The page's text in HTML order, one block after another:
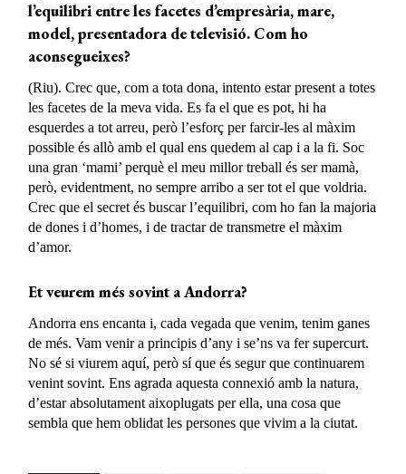
l’equilibri entre les facetes d’empresària, mare,
model, presentadora de televisió. Com ho
aconsegueixes?
(Riu). Crec que, com a tota dona, intento estar present a totes
les facetes de la meva vida. Es fa el que es pot, hi ha
esquerdes a tot arreu, però l’esforç per farcir-les al màxim
possible és allò amb el qual ens quedem al cap i a la fi. Soc
una gran ‘mami’ perquè el meu millor treball és ser mamà,
però, evidentment, no sempre arribo a ser tot el que voldria.
Crec que el secret és buscar l’equilibri, com ho fan la majoria
de dones i d’homes, i de tractar de transmetre el màxim
d’amor.
Et veurem més sovint a Andorra?
Andorra ens encanta i, cada vegada que venim, tenim ganes
de més. Vam venir a principis d’any i se’ns va fer supercurt.
No sé si viurem aquí, però sí que és segur que continuarem
venint sovint. Ens agrada aquesta connexió amb la natura,
d’estar absolutament aixoplugats per ella, una cosa que
sembla que hem oblidat les persones que vivim a la ciutat.